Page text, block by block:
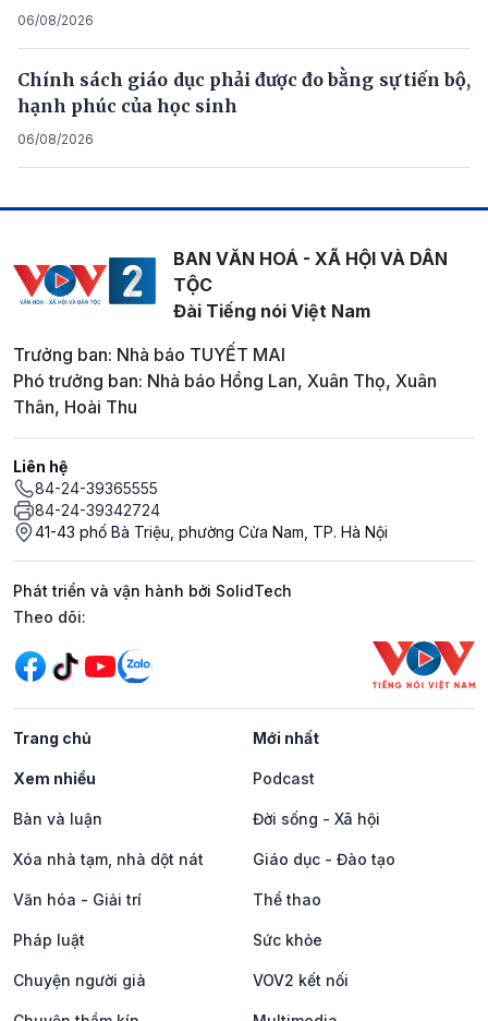
06/08/2026
Chính sách giáo dục phải được đo bằng sự tiến bộ,
hạnh phúc của học sinh
06/08/2026
BAN VĂN HOÁ - XÃ HỘI VÀ DÂN
TỘC
Đài Tiếng nói Việt Nam
Trưởng ban: Nhà báo TUYẾT MAI
Phó trưởng ban: Nhà báo Hồng Lan, Xuân Thọ, Xuân
Thân, Hoài Thu
Liên hệ
84-24-39365555
84-24-39342724
41-43 phố Bà Triệu, phường Cửa Nam, TP. Hà Nội
Phát triển và vận hành bởi SolidTech
Mạng xã hội
Theo dõi:
Trang chủ Mới nhất
Xem nhiều Podcast
Bàn và luận Đời sống - Xã hội
Xóa nhà tạm, nhà dột nát Giáo dục - Đào tạo
Văn hóa - Giải trí Thể thao
Pháp luật Sức khỏe
Chuyện người già VOV2 kết nối